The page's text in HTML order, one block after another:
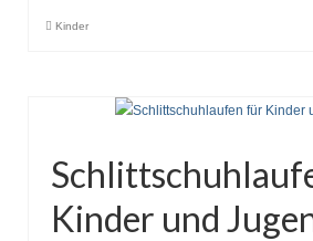
Kinder
Kinder und